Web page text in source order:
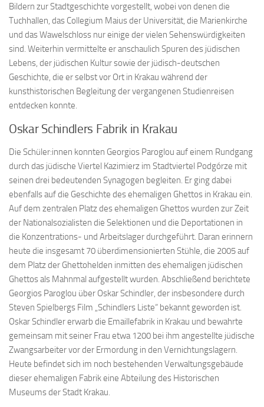
Bildern zur Stadtgeschichte vorgestellt, wobei von denen die
Tuchhallen, das Collegium Maius der Universität, die Marienkirche
und das Wawelschloss nur einige der vielen Sehenswürdigkeiten
sind. Weiterhin vermittelte er anschaulich Spuren des jüdischen
Lebens, der jüdischen Kultur sowie der jüdisch-deutschen
Geschichte, die er selbst vor Ort in Krakau während der
kunsthistorischen Begleitung der vergangenen Studienreisen
entdecken konnte.
Oskar Schindlers Fabrik in Krakau
Die Schüler:innen konnten Georgios Paroglou auf einem Rundgang
durch das jüdische Viertel Kazimierz im Stadtviertel Podgórze mit
seinen drei bedeutenden Synagogen begleiten. Er ging dabei
ebenfalls auf die Geschichte des ehemaligen Ghettos in Krakau ein.
Auf dem zentralen Platz des ehemaligen Ghettos wurden zur Zeit
der Nationalsozialisten die Selektionen und die Deportationen in
die Konzentrations- und Arbeitslager durchgeführt. Daran erinnern
heute die insgesamt 70 überdimensionierten Stühle, die 2005 auf
dem Platz der Ghettohelden inmitten des ehemaligen jüdischen
Ghettos als Mahnmal aufgestellt wurden. Abschließend berichtete
Georgios Paroglou über Oskar Schindler, der insbesondere durch
Steven Spielbergs Film „Schindlers Liste“ bekannt geworden ist.
Oskar Schindler erwarb die Emaillefabrik in Krakau und bewahrte
gemeinsam mit seiner Frau etwa 1200 bei ihm angestellte jüdische
Zwangsarbeiter vor der Ermordung in den Vernichtungslagern.
Heute befindet sich im noch bestehenden Verwaltungsgebäude
dieser ehemaligen Fabrik eine Abteilung des Historischen
Museums der Stadt Krakau.